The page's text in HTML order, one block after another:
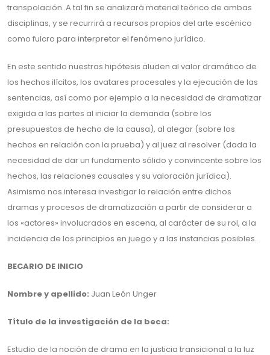
transpolación. A tal fin se analizará material teórico de ambas
disciplinas, y se recurrirá a recursos propios del arte escénico
como fulcro para interpretar el fenómeno jurídico.
En este sentido nuestras hipótesis aluden al valor dramático de
los hechos ilícitos, los avatares procesales y la ejecución de las
sentencias, así como por ejemplo a la necesidad de dramatizar
exigida a las partes al iniciar la demanda (sobre los
presupuestos de hecho de la causa), al alegar (sobre los
hechos en relación con la prueba) y al juez al resolver (dada la
necesidad de dar un fundamento sólido y convincente sobre los
hechos, las relaciones causales y su valoración jurídica).
Asimismo nos interesa investigar la relación entre dichos
dramas y procesos de dramatización a partir de considerar a
los «actores» involucrados en escena, al carácter de su rol, a la
incidencia de los principios en juego y a las instancias posibles.
BECARIO DE INICIO
Nombre y apellido: Juan León Unger
Título de la investigación de la beca:
Estudio de la noción de drama en la justicia transicional a la luz